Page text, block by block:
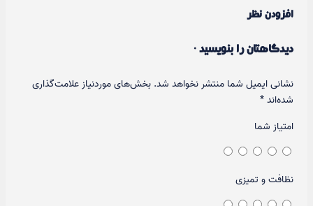
افزودن نظر
دیدگاهتان را بنویسید ·
نشانی ایمیل شما منتشر نخواهد شد. بخش‌های موردنیاز علامت‌گذاری
شده‌اند*
امتیاز شما
نظافت و تمیزی